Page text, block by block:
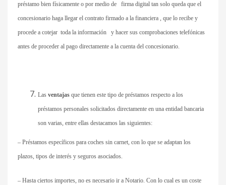
préstamo bien físicamente o por medio de firma digital tan solo queda que el
concesionario haga llegar el contrato firmado a la financiera , que lo recibe y
procede a cotejar toda la información y hacer sus comprobaciones telefónicas
antes de proceder al pago directamente a la cuenta del concesionario.
Las ventajas que tienen este tipo de préstamos respecto a los
préstamos personales solicitados directamente en una entidad bancaria
son varias, entre ellas destacamos las siguientes:
– Préstamos específicos para coches sin carnet, con lo que se adaptan los
plazos, tipos de interés y seguros asociados.
– Hasta ciertos importes, no es necesario ir a Notario. Con lo cual es un coste